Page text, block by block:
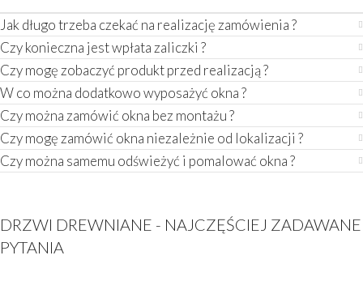
Jak długo trzeba czekać na realizację zamówienia ?
Czy konieczna jest wpłata zaliczki ?
Czy mogę zobaczyć produkt przed realizacją ?
W co można dodatkowo wyposażyć okna ?
Czy można zamówić okna bez montażu ?
Czy mogę zamówić okna niezależnie od lokalizacji ?
Czy można samemu odświeżyć i pomalować okna ?
DRZWI DREWNIANE - NAJCZĘŚCIEJ ZADAWANE
PYTANIA